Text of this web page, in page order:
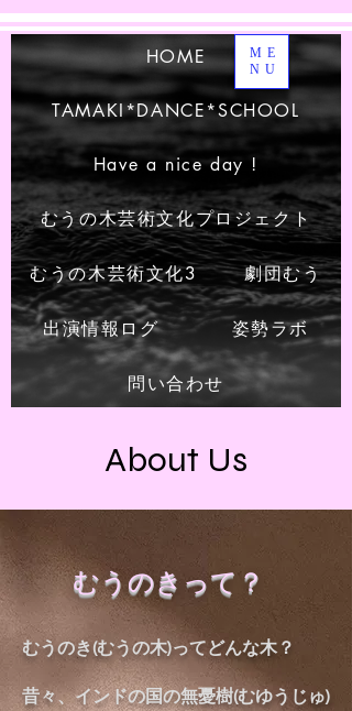
ME
NU
HOME
TAMAKI*DANCE*SCHOOL
Have a nice day !
むうの木芸術文化プロジェクト
むうの木芸術文化3 劇団むう
出演情報ログ 姿勢ラボ
問い合わせ
About Us
​むうのきって？
むうのき(むうの木)ってどんな木？
昔々、インドの国の無憂樹(むゆうじゅ)